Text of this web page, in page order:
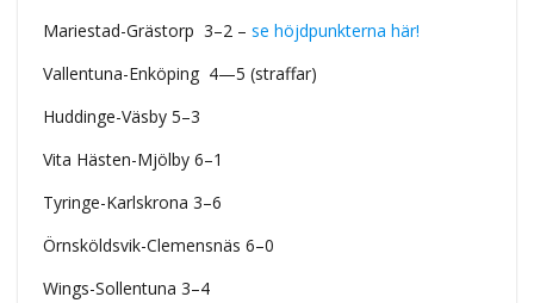
Mariestad-Grästorp 3–2 – se höjdpunkterna här!
Vallentuna-Enköping 4—5 (straffar)
Huddinge-Väsby 5–3
Vita Hästen-Mjölby 6–1
Tyringe-Karlskrona 3–6
Örnsköldsvik-Clemensnäs 6–0
Wings-Sollentuna 3–4